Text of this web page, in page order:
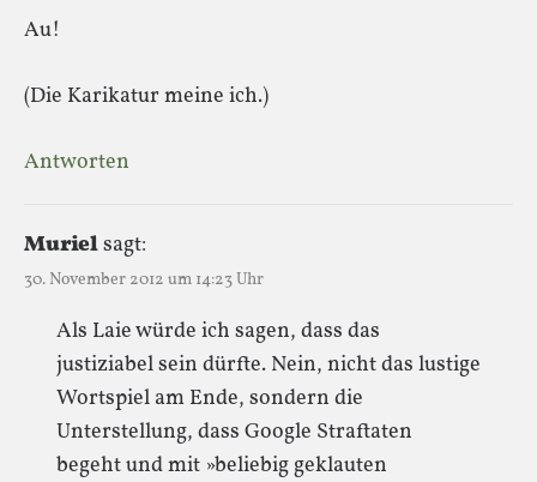
Au!
(Die Karikatur meine ich.)
Antworten
Murielsagt:
30. November 2012 um 14:23 Uhr
Als Laie würde ich sagen, dass das
justiziabel sein dürfte. Nein, nicht das lustige
Wortspiel am Ende, sondern die
Unterstellung, dass Google Straftaten
begeht und mit »beliebig geklauten